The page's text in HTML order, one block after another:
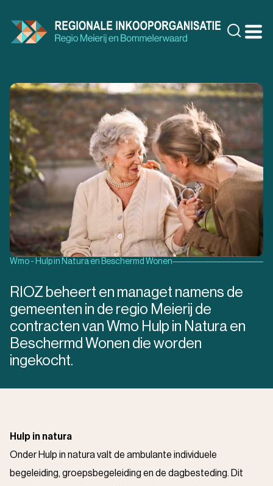
naar
inhoud
Wmo - Hulp in Natura en Beschermd Wonen
RIOZ beheert en managet namens de
gemeenten in de regio Meierij de
contracten van Wmo Hulp in Natura en
Beschermd Wonen die worden
ingekocht.
Hulp in natura
Onder Hulp in natura valt de ambulante individuele
begeleiding, groepsbegeleiding en de dagbesteding. Dit